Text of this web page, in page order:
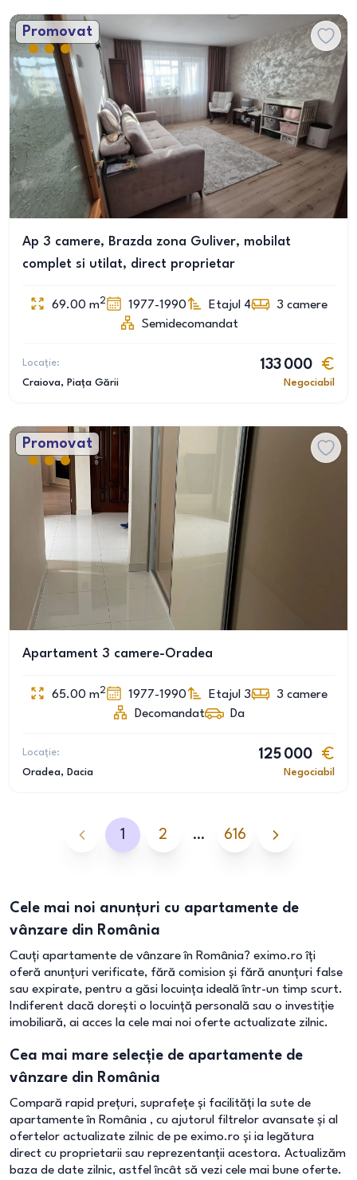
Promovat
Ap 3 camere, Brazda zona Guliver, mobilat
complet si utilat, direct proprietar
69.00 m2 1977-1990 Etajul 4 3 camere
Semidecomandat
Locație:
Craiova, Piața Gării
133 000
Negociabil
Promovat
Apartament 3 camere-Oradea
65.00 m2 1977-1990 Etajul 3 3 camere
Decomandat
Da
Locație:
Oradea, Dacia
125 000
Negociabil
1 2 … 616
Cele mai noi anunțuri cu apartamente de
vânzare din România
Cauți apartamente de vânzare în România? eximo.ro îți
oferă anunțuri verificate, fără comision și fără anunțuri false
sau expirate, pentru a găsi locuința ideală într-un timp scurt.
Indiferent dacă dorești o locuință personală sau o investiție
imobiliară, ai acces la cele mai noi oferte actualizate zilnic.
Cea mai mare selecție de apartamente de
vânzare din România
Compară rapid prețuri, suprafețe și facilități la sute de
apartamente în România , cu ajutorul filtrelor avansate și al
ofertelor actualizate zilnic de pe eximo.ro și ia legătura
direct cu proprietarii sau reprezentanții acestora. Actualizăm
baza de date zilnic, astfel încât să vezi cele mai bune oferte.